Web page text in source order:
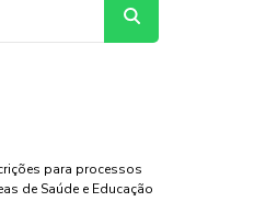
para processos
de Saúde e Educação